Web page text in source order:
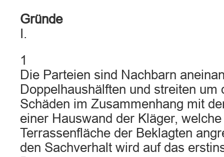
Gründe
I.
1
Die Parteien sind Nachbarn
Doppelhaushälften und streiten um
Schäden im Zusammenhang mit
einer Hauswand der Kläger,
Terrassenfläche der Beklagten
den Sachverhalt wird auf das